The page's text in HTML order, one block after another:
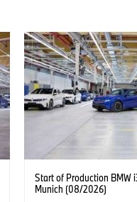
Start of Production BMW
Munich (08/2026)